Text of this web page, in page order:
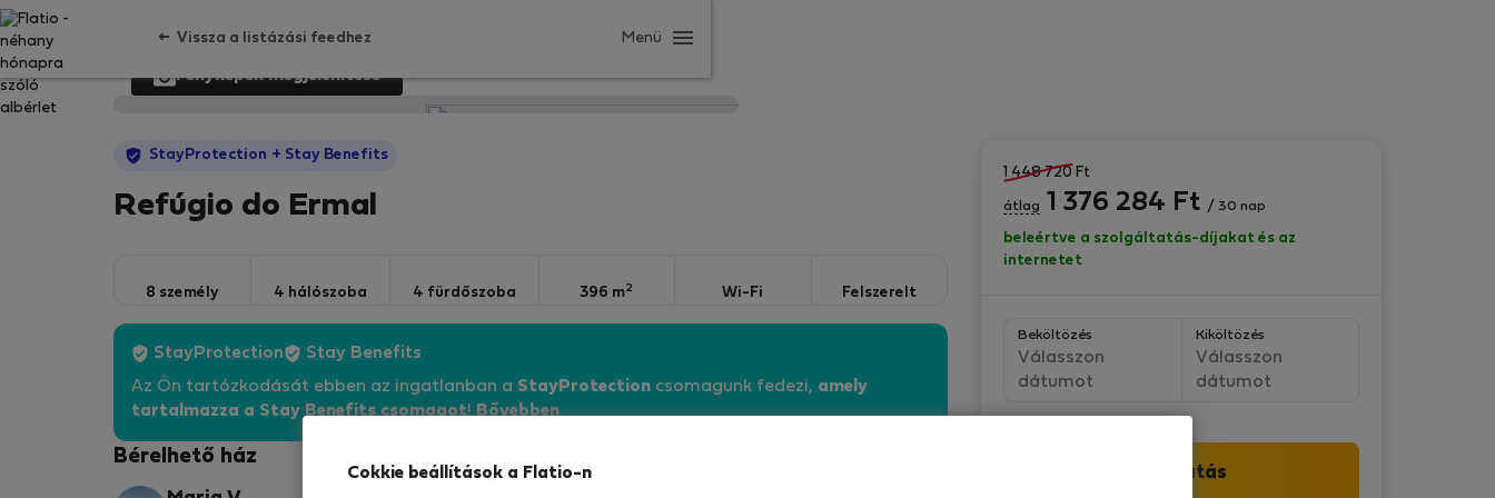
Vissza a listázási feedhez Menü
Fényképek megjelenítése
StayProtection + Stay Benefits
Refúgio do Ermal
8 személy 4 hálószoba 4 fürdőszoba 396 m2 Wi-Fi Felszerelt
StayProtection Stay Benefits
Az Ön tartózkodását ebben az ingatlanban a StayProtection csomagunk fedezi, amely
tartalmazza a Stay Benefits csomagot!Bővebben
Bérelhető ház
1 448 720 Ft
átlag 1 376 284 Ft / 30 nap
beleértve a szolgáltatás-díjakat és az
internetet
Beköltözés
Válasszon
dátumot
Kiköltözés
Válasszon
dátumot
Folytatás
Cokkie beállítások a Flatio-n